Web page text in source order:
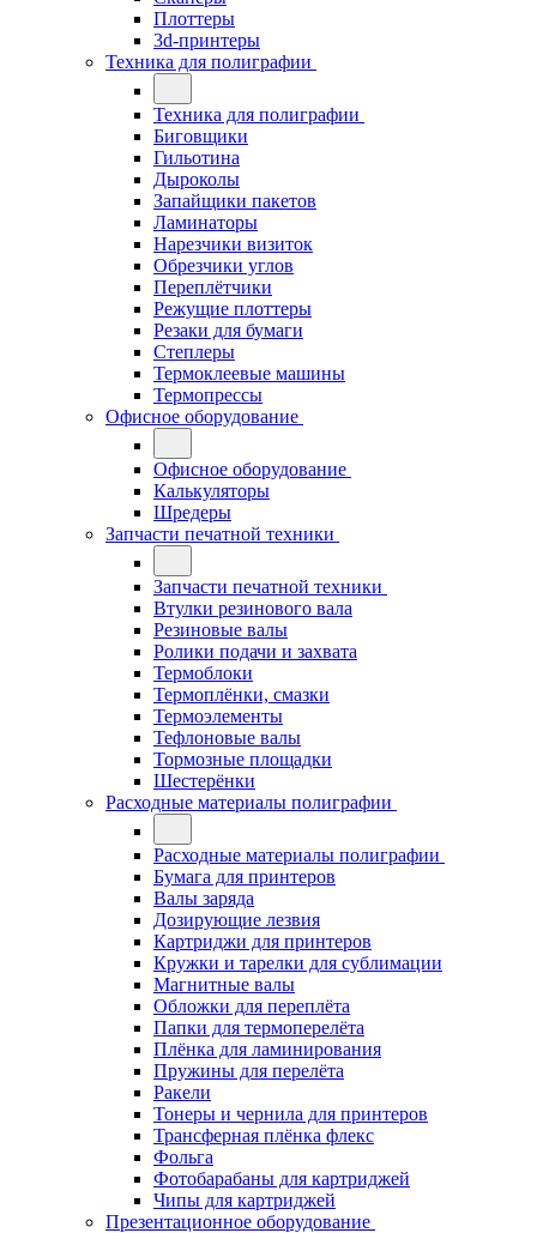
Плоттеры
3d-принтеры
Техника для полиграфии
Техника для полиграфии
Биговщики
Гильотина
Дыроколы
Запайщики пакетов
Ламинаторы
Нарезчики визиток
Обрезчики углов
Переплётчики
Режущие плоттеры
Резаки для бумаги
Степлеры
Термоклеевые машины
Термопрессы
Офисное оборудование
Офисное оборудование
Калькуляторы
Шредеры
Запчасти печатной техники
Запчасти печатной техники
Втулки резинового вала
Резиновые валы
Ролики подачи и захвата
Термоблоки
Термоплёнки, смазки
Термоэлементы
Тефлоновые валы
Тормозные площадки
Шестерёнки
Расходные материалы полиграфии
Расходные материалы полиграфии
Бумага для принтеров
Валы заряда
Дозирующие лезвия
Картриджи для принтеров
Кружки и тарелки для сублимации
Магнитные валы
Обложки для переплёта
Папки для термоперелёта
Плёнка для ламинирования
Пружины для перелёта
Ракели
Тонеры и чернила для принтеров
Трансферная плёнка флекс
Фольга
Фотобарабаны для картриджей
Чипы для картриджей
Презентационное оборудование